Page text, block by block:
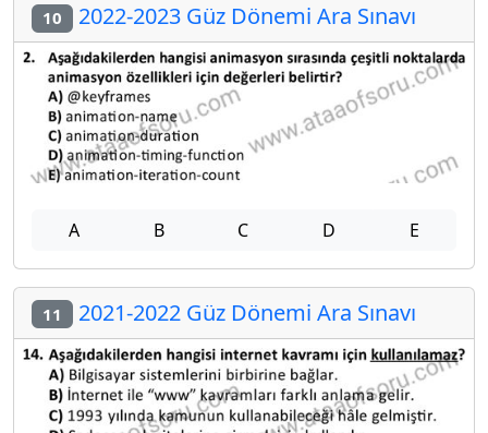
10 2022-2023 Güz Dönemi Ara Sınavı
A B C D E
11 2021-2022 Güz Dönemi Ara Sınavı